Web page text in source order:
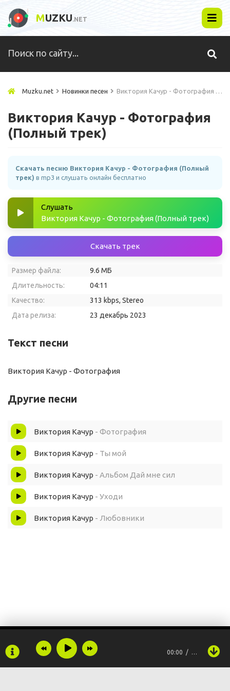
MUZKU.NET
Muzku.net Новинки песен Виктория Качур - Фотография (Полный трек)
Виктория Качур - Фотография
(Полный трек)
Скачать песню Виктория Качур - Фотография (Полный
трек) в mp3 и слушать онлайн бесплатно
Слушать
Виктория Качур - Фотография (Полный трек)
Скачать трек
Размер файла:
9.6 МБ
Длительность:
04:11
Качество:
313 kbps, Stereo
Дата релиза:
23 декабрь 2023
Текст песни
Виктория Качур - Фотография
Другие песни
Виктория Качур - Фотография
Виктория Качур - Ты мой
Виктория Качур - Альбом Дай мне сил
Виктория Качур - Уходи
Виктория Качур - Любовники
00:00